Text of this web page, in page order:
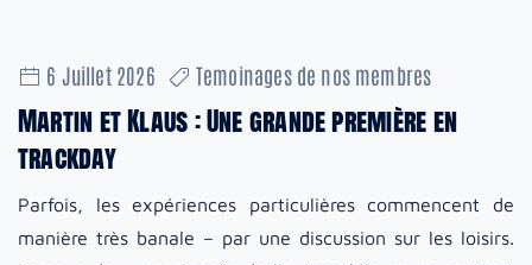
6 Juillet 2026 Temoinages de nos membres
Martin et Klaus : Une grande première en
trackday
Parfois, les expériences particulières commencent de
manière très banale – par une discussion sur les loisirs.